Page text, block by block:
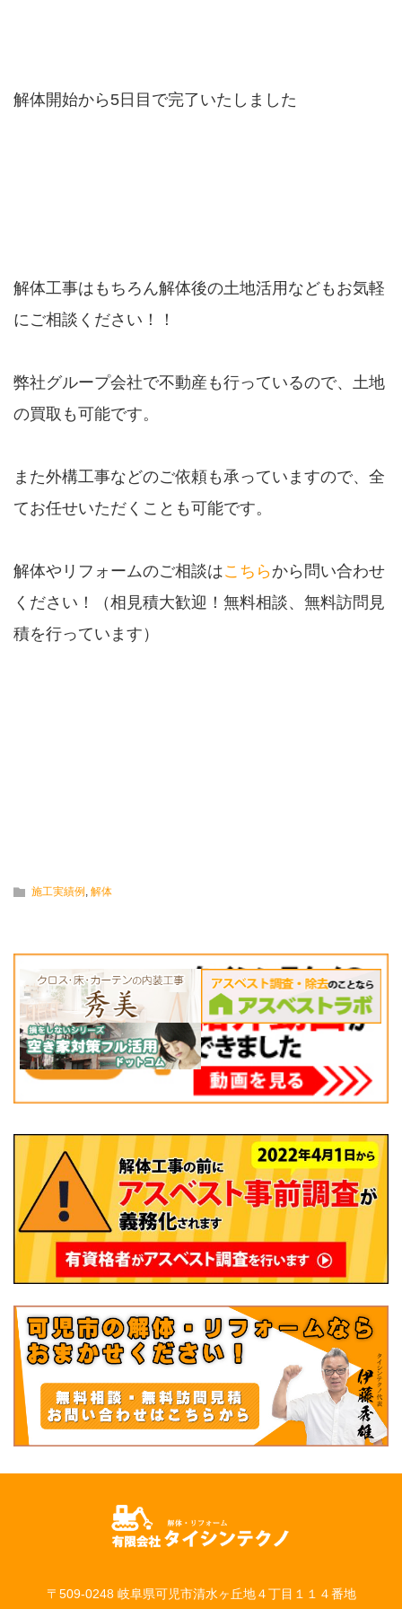
解体開始から5日目で完了いたしました
解体工事はもちろん解体後の土地活用などもお気軽
にご相談ください！！
弊社グループ会社で不動産も行っているので、土地
の買取も可能です。
また外構工事などのご依頼も承っていますので、全
てお任せいただくことも可能です。
解体やリフォームのご相談はこちらから問い合わせ
ください！（相見積大歓迎！無料相談、無料訪問見
積を行っています）
施工実績例 , 解体
〒509-0248 岐阜県可児市清水ヶ丘地４丁目１１４番地